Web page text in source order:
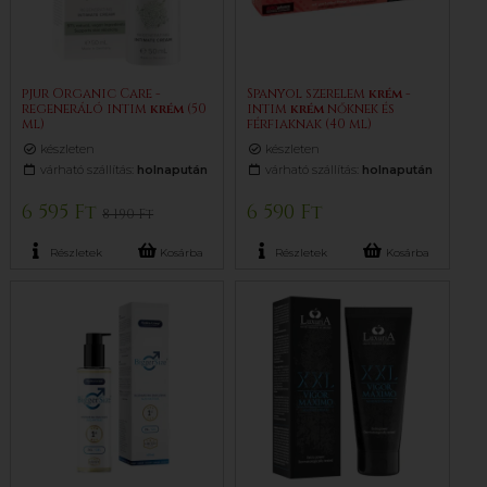
pjur Organic Care -
regeneráló intim krém (50
ml)
készleten
várható szállítás: holnapután
6 595 Ft8 190 Ft
Részletek Kosárba
Spanyol szerelem krém -
intim krém nőknek és
férfiaknak (40 ml)
készleten
várható szállítás: holnapután
6 590 Ft
Részletek Kosárba